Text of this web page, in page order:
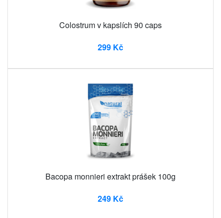
Colostrum v kapslích 90 caps
299 Kč
Bacopa monnieri extrakt prášek 100g
249 Kč